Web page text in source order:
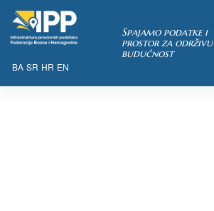
BA SR HR EN
Spajamo podatke i
prostor za održivu
budućnost